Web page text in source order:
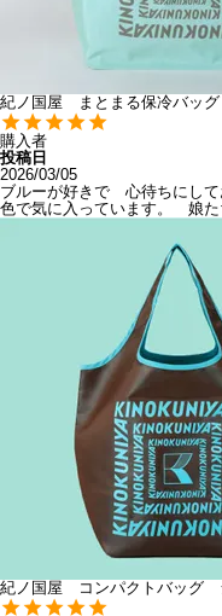
紀ノ国屋 まとまる保冷バッ
購入者
投稿日
2026/03/05
ブルーが好きで　心待ちにし
色で気に入っています。　娘た
紀ノ国屋 コンパクトバッグ